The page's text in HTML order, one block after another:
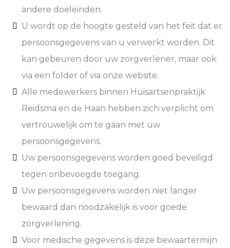
andere doeleinden.
U wordt op de hoogte gesteld van het feit dat er
persoonsgegevens van u verwerkt worden. Dit
kan gebeuren door uw zorgverlener, maar ook
via een folder of via onze website.
Alle medewerkers binnen Huisartsenpraktijk
Reidsma en de Haan hebben zich verplicht om
vertrouwelijk om te gaan met uw
persoonsgegevens.
Uw persoonsgegevens worden goed beveiligd
tegen onbevoegde toegang.
Uw persoonsgegevens worden niet langer
bewaard dan noodzakelijk is voor goede
zorgverlening.
Voor medische gegevens is deze bewaartermijn